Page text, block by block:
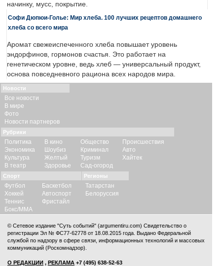
начинку, мусс, покрытие.
Софи Дюпюи-Голье: Мир хлеба. 100 лучших рецептов домашнего
хлеба со всего мира
Аромат свежеиспеченного хлеба повышает уровень
эндорфинов, гормонов счастья. Это работает на
генетическом уровне, ведь хлеб — универсальный продукт,
основа повседневного рациона всех народов мира.
Новости
Все новости
В мире
Фото
Новости партнеров
Рубрики
Политика
Экономика
Культура
В театр
В кино
Шоубиз
Желтый
Здоровье
Общество
Криминал
Туризм
Сад-огород
Происшествия
Авто
Хайтек
Спорт
Футбол
Хоккей
Теннис
Бокс/ММА
Баскетбол
Автоспорт
Фристайл
Регионы
Татарстан
Белоруссия
© Сетевое издание "Суть событий" (argumentiru.com) Свидетельство о
регистрации Эл № ФС77-62778 от 18.08.2015 года. Выдано Федеральной
службой по надзору в сфере связи, информационных технологий и массовых
коммуникаций (Роскомнадзор).
О РЕДАКЦИИ , РЕКЛАМА +7 (495) 638-52-63